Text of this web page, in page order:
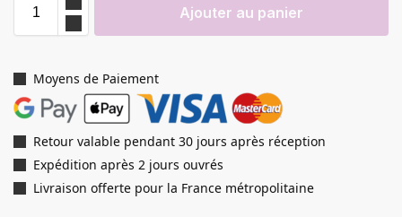
Ajouter au panier
Moyens de Paiement
Retour valable pendant 30 jours après réception
Expédition après 2 jours ouvrés
Livraison offerte pour la France métropolitaine